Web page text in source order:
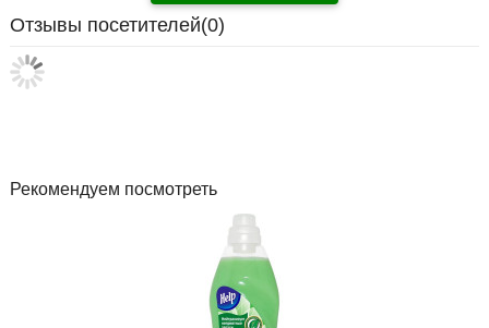
Отзывы посетителей(0)
Рекомендуем посмотреть